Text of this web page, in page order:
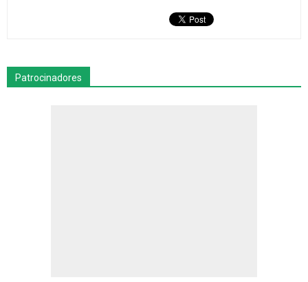
Patrocinadores